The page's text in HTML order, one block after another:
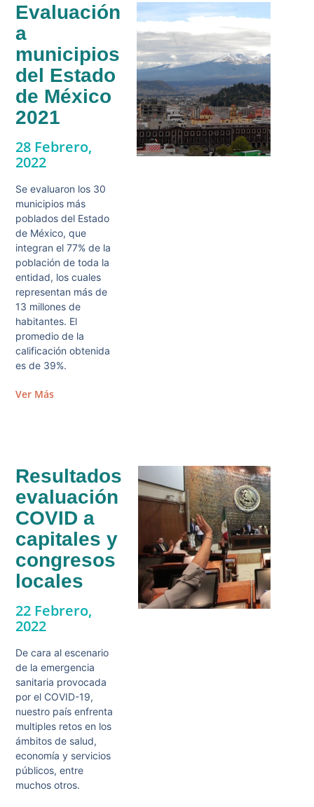
Evaluación
a
municipios
del Estado
de México
2021
28 Febrero,
2022
Se evaluaron los 30
municipios más
poblados del Estado
de México, que
integran el 77% de la
población de toda la
entidad, los cuales
representan más de
13 millones de
habitantes. El
promedio de la
calificación obtenida
es de 39%.
Ver Más
Resultados
evaluación
COVID a
capitales y
congresos
locales
22 Febrero,
2022
De cara al escenario
de la emergencia
sanitaria provocada
por el COVID-19,
nuestro país enfrenta
multiples retos en los
ámbitos de salud,
economía y servicios
públicos, entre
muchos otros.